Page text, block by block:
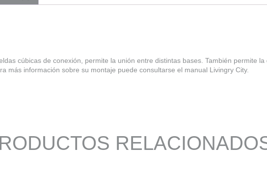
cúbicas de conexión, permite la unión entre distintas bases. También permite
más información sobre su montaje puede consultarse el manual Livingry City.